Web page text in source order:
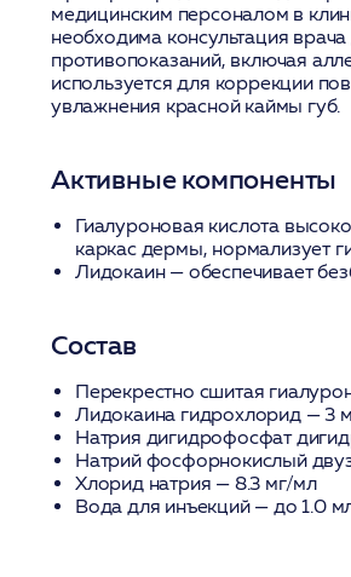
медицинским персоналом в
необходима консультация
противопоказаний, включая
используется для коррекции
увлажнения красной каймы губ.
Активные компоненты
Гиалуроновая кислота
каркас дермы, нормализует
Лидокаин— обеспечивает
Состав
Перекрестно сшитая
Лидокаина гидрохлорид — 3
Натрия дигидрофосфат
Натрий фосфорнокислый
Хлорид натрия — 8.3 мг/мл
Вода для инъекций — до 1.0